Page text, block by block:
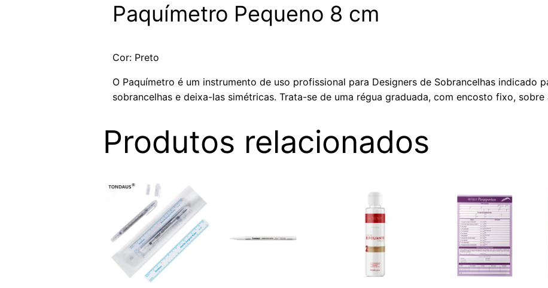
Paquímetro Pequeno 8 cm
Cor: Preto
O Paquímetro é um instrumento de uso profissional para Designers de Sobrancelhas indicado
sobrancelhas e deixa-las simétricas. Trata-se de uma régua graduada, com encosto fixo, sobre
Produtos relacionados